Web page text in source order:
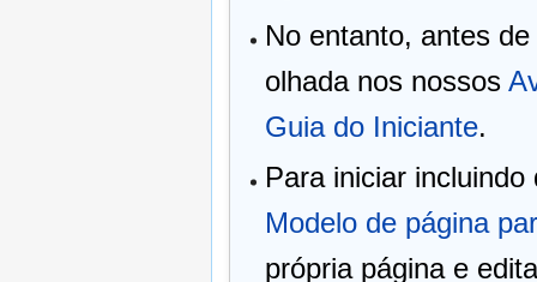
No entanto, antes
olhada nos nossos
Guia do Iniciante.
Para iniciar
Modelo de página
própria página e